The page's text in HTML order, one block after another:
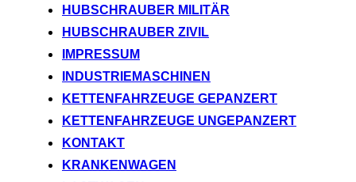
HUBSCHRAUBER MILITÄR
HUBSCHRAUBER ZIVIL
IMPRESSUM
INDUSTRIEMASCHINEN
KETTENFAHRZEUGE GEPANZERT
KETTENFAHRZEUGE UNGEPANZERT
KONTAKT
KRANKENWAGEN